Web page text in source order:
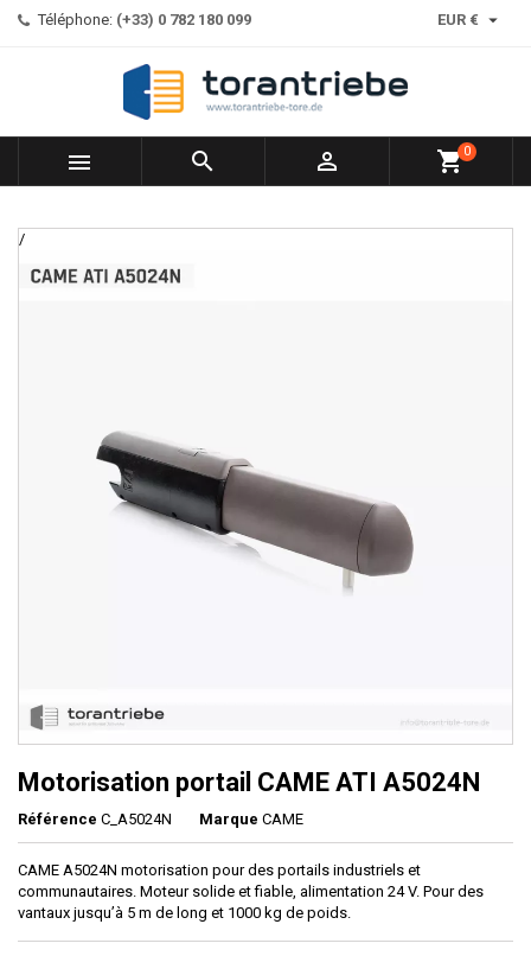
Téléphone: (+33) 0 782 180 099 EUR € 
   shopping_cart0
/
Motorisation portail CAME ATI A5024N
Référence C_A5024N Marque CAME
CAME A5024N motorisation pour des portails industriels et
communautaires. Moteur solide et fiable, alimentation 24 V. Pour des
vantaux jusqu’à 5 m de long et 1000 kg de poids.